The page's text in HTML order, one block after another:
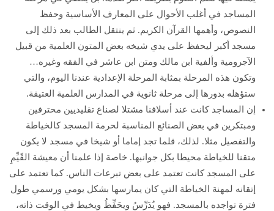
المساجد في أغلب الأحوال على المعارف الأساسية وحفظ
النصوص، وأهمها القرآن الكريم. ثم ينتقل الطالب بعد ذلك إلى
مسجد أكبر ليحفظ على يدي شيخه بعض المتون العلمية من قبيل
الآجرومية وألفية ابن مالك ومتن ابن عاشر في الفقه وغيره…
وتكون هذه المرحلة بمثابة المرحلة الإعدادية عندنا اليوم، والتي
ستؤهله بدورها إلى مرحلة ثانوية في المدارس العلمية العتيقة.
إن المساجد كانت عند أسلافنا مشتلا لصناع تقليديين محترفين
ومبتكرين في بعض الصنائع المناسبة لحرمة المسجد كالخياطة
والتفصيل مثلا. لذلك، قلما تجد إماما أو شيخا في مسجد لا يكون
متقنا للخياطة محيطا بكل جوانبها. خاصة إذا علمنا أن معيشة القًيِّمِ
على المسجد كانت تعتمد على بعض تبرعات الناس. كما تعتمد على
إتقانه لمهنة الخياطة التي كان يمارسها بشكل يومي ورسمي طول
فترة تواجده بالمسجد. فهو يُدَرِّسُ ويحَفِّظُ ويخيط في الوقت ذاته،